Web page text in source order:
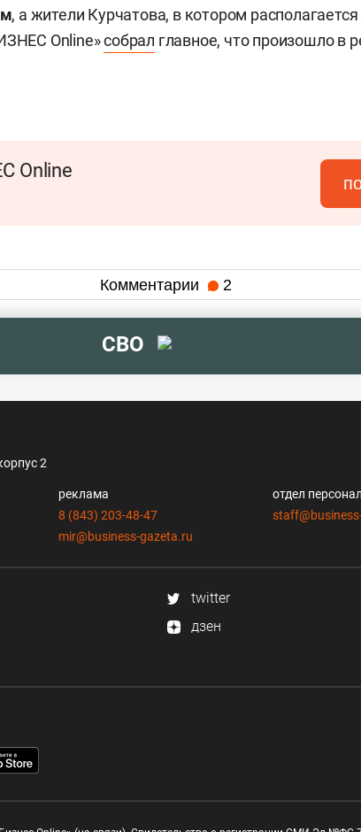
, а жители Курчатова, в котором
Online»собрал главное, что произошло в
Online
Комментарии 2
СВО
2
реклама
8 (843) 203-48-47
mir@business-gazeta.ru
отдел
twitter
дзен